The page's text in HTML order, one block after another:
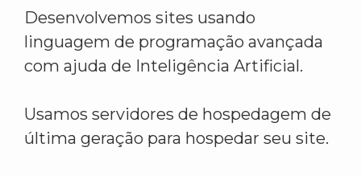
Desenvolvemos sites usando
linguagem de programação avançada
com ajuda de Inteligência Artificial.
Usamos servidores de hospedagem de
última geração para hospedar seu site.